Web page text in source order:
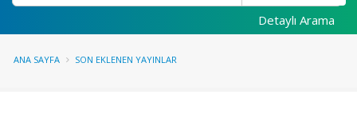
Detaylı Arama
ANA SAYFA SON EKLENEN YAYINLAR